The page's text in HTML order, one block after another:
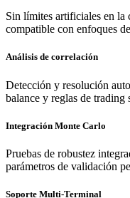
Sin límites artificiales en la
compatible con enfoques
Análisis de correlación
Detección y resolución
balance y reglas de trading
Integración Monte Carlo
Pruebas de robustez
parámetros de validación
Soporte Multi-Terminal